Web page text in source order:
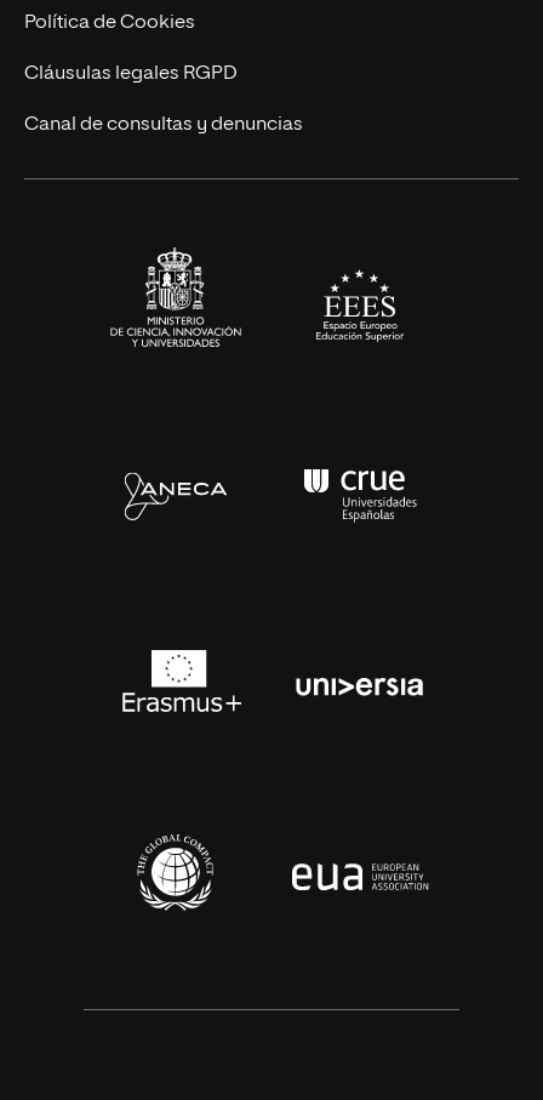
Cursos Universitarios
Actualidad
UNIR Revista
Eventos
Política de Cookies
Cláusulas legales RGPD
Canal de consultas y denuncias